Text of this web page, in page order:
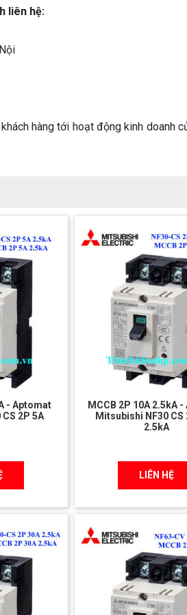
liên hệ:
hàng tới hoạt động kinh doanh
- Aptomat
2P 5A
MCCB 2P 10A 2.5kA
Mitsubishi NF30 CS
2.5kA
LIÊN HỆ